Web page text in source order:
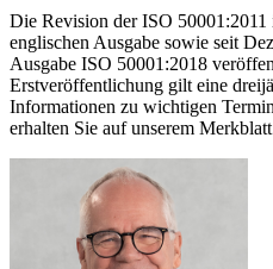
Die Revision der ISO
englischen Ausgabe sowie seit
Ausgabe ISO 50001:2018
Erstveröffentlichung gilt eine
Informationen zu wichtigen
erhalten Sie auf unserem